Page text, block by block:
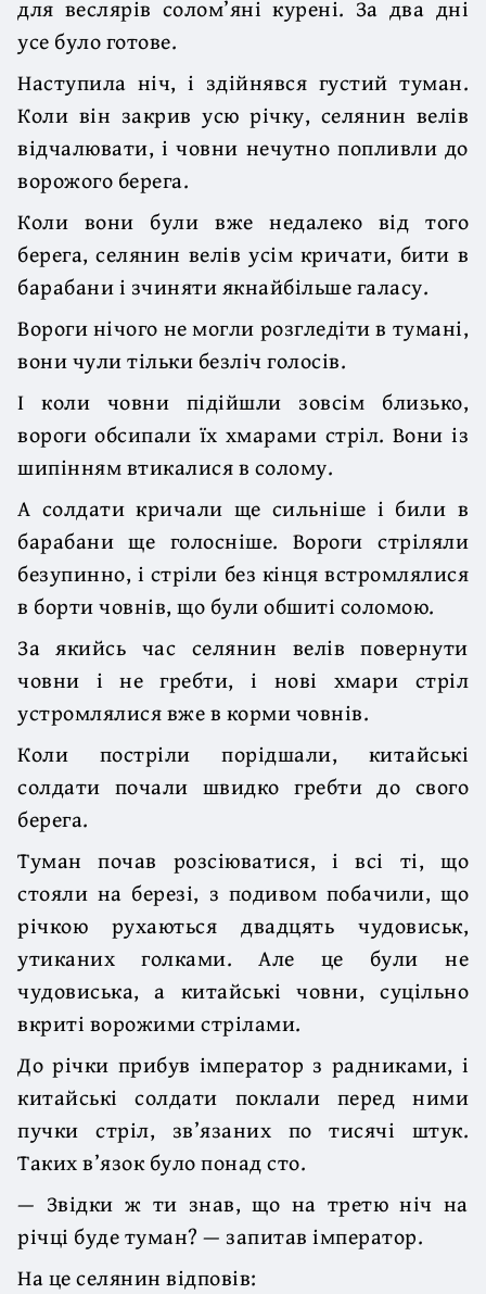
для веслярів солом’яні курені. За два дні
усе було готове.
Наступила ніч, і здійнявся густий туман.
Коли він закрив усю річку, селянин велів
відчалювати, і човни нечутно попливли до
ворожого берега.
Коли вони були вже недалеко від того
берега, селянин велів усім кричати, бити в
барабани і зчиняти якнайбільше галасу.
Вороги нічого не могли розгледіти в тумані,
вони чули тільки безліч голосів.
І коли човни підійшли зовсім близько,
вороги обсипали їх хмарами стріл. Вони із
шипінням втикалися в солому.
А солдати кричали ще сильніше і били в
барабани ще голосніше. Вороги стріляли
безупинно, і стріли без кінця встромлялися
в борти човнів, що були обшиті соломою.
За якийсь час селянин велів повернути
човни і не гребти, і нові хмари стріл
устромлялися вже в корми човнів.
Коли постріли порідшали, китайські
солдати почали швидко гребти до свого
берега.
Туман почав розсіюватися, і всі ті, що
стояли на березі, з подивом побачили, що
річкою рухаються двадцять чудовиськ,
утиканих голками. Але це були не
чудовиська, а китайські човни, суцільно
вкриті ворожими стрілами.
До річки прибув імператор з радниками, і
китайські солдати поклали перед ними
пучки стріл, зв’язаних по тисячі штук.
Таких в’язок було понад сто.
— Звідки ж ти знав, що на третю ніч на
річці буде туман? — запитав імператор.
На це селянин відповів: